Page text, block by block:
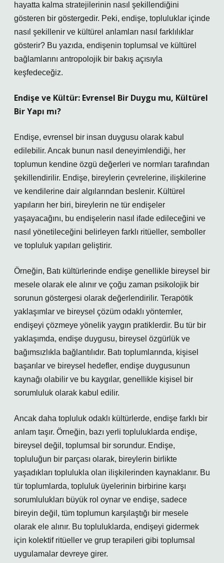
hayatta kalma stratejilerinin nasıl şekillendiğini
gösteren bir göstergedir. Peki, endişe, topluluklar içinde
nasıl şekillenir ve kültürel anlamları nasıl farklılıklar
gösterir? Bu yazıda, endişenin toplumsal ve kültürel
bağlamlarını antropolojik bir bakış açısıyla
keşfedeceğiz.
Endişe ve Kültür: Evrensel Bir Duygu mu, Kültürel
Bir Yapı mı?
Endişe, evrensel bir insan duygusu olarak kabul
edilebilir. Ancak bunun nasıl deneyimlendiği, her
toplumun kendine özgü değerleri ve normları tarafından
şekillendirilir. Endişe, bireylerin çevrelerine, ilişkilerine
ve kendilerine dair algılarından beslenir. Kültürel
yapıların her biri, bireylerin ne tür endişeler
yaşayacağını, bu endişelerin nasıl ifade edileceğini ve
nasıl yönetileceğini belirleyen farklı ritüeller, semboller
ve topluluk yapıları geliştirir.
Örneğin, Batı kültürlerinde endişe genellikle bireysel bir
mesele olarak ele alınır ve çoğu zaman psikolojik bir
sorunun göstergesi olarak değerlendirilir. Terapötik
yaklaşımlar ve bireysel çözüm odaklı yöntemler,
endişeyi çözmeye yönelik yaygın pratiklerdir. Bu tür bir
yaklaşımda, endişe duygusu, bireysel özgürlük ve
bağımsızlıkla bağlantılıdır. Batı toplumlarında, kişisel
başarılar ve bireysel hedefler, endişe duygusunun
kaynağı olabilir ve bu kaygılar, genellikle kişisel bir
sorumluluk olarak kabul edilir.
Ancak daha topluluk odaklı kültürlerde, endişe farklı bir
anlam taşır. Örneğin, bazı yerli topluluklarda endişe,
bireysel değil, toplumsal bir sorundur. Endişe,
topluluğun bir parçası olarak, bireylerin birlikte
yaşadıkları toplulukla olan ilişkilerinden kaynaklanır. Bu
tür toplumlarda, topluluk üyelerinin birbirine karşı
sorumlulukları büyük rol oynar ve endişe, sadece
bireyin değil, tüm toplumun karşılaştığı bir mesele
olarak ele alınır. Bu topluluklarda, endişeyi gidermek
için kolektif ritüeller ve grup terapileri gibi toplumsal
uygulamalar devreye girer.